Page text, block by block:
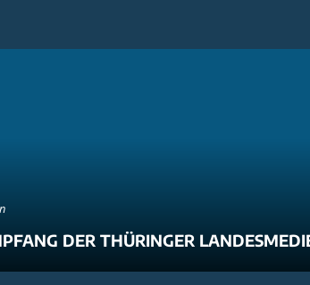
DER THÜRINGER